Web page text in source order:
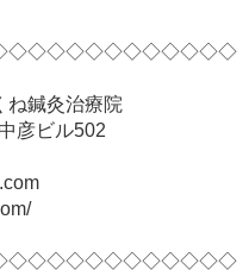
鍼灸治療院
彦ビル502